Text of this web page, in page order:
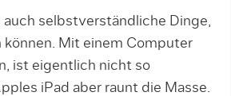
auch selbstverständliche Dinge,
können. Mit einem Computer
ist eigentlich nicht so
iPad aber raunt die Masse.